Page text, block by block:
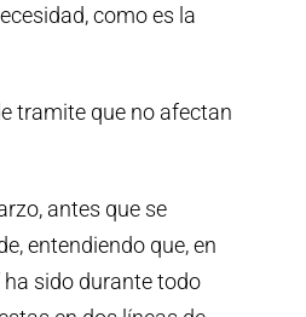
como es la
tramite que no afectan
antes que se
entendiendo que, en
sido durante todo